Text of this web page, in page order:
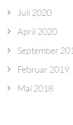
Juli 2020
April 2020
September
Februar 2019
Mai 2018